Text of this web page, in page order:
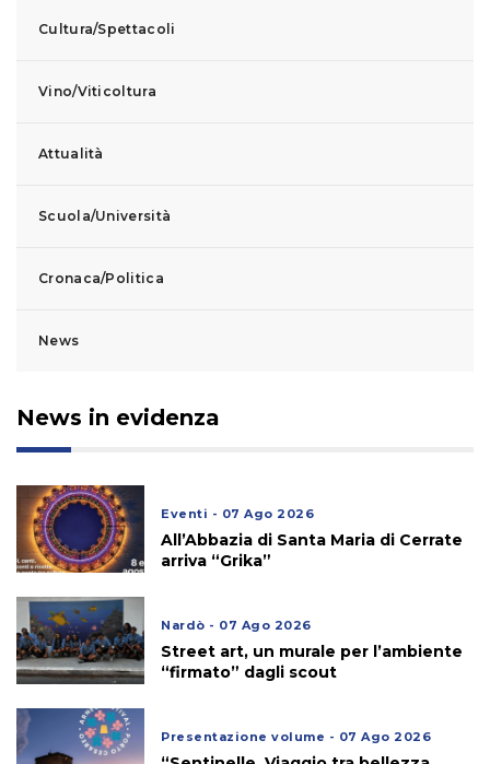
Cultura/Spettacoli
Vino/Viticoltura
Attualità
Scuola/Università
Cronaca/Politica
News
News in evidenza
Eventi - 07 Ago 2026
All’Abbazia di Santa Maria di Cerrate
arriva “Grika”
Nardò - 07 Ago 2026
Street art, un murale per l’ambiente
“firmato” dagli scout
Presentazione volume - 07 Ago 2026